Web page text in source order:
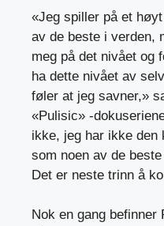
«Jeg spiller på et
av de beste i verden,
meg på det nivået og
ha dette nivået av
føler at jeg savner,»
«Pulisic» -
ikke, jeg har ikke
som noen av de
Det er neste trinn å
Nok en gang